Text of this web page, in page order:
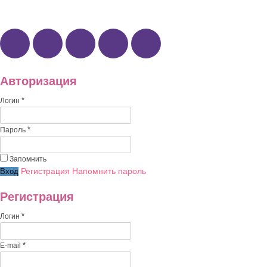
Авторизация
Логин *
Пароль *
Запомнить
Регистрация Напомнить пароль
Регистрация
Логин *
E-mail *